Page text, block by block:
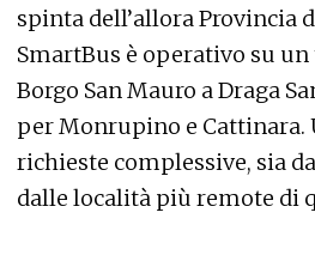
spinta dell’allora Provincia
SmartBus è operativo su
Borgo San Mauro a Draga
per Monrupino e Cattinara.
richieste complessive, sia
dalle località più remote di